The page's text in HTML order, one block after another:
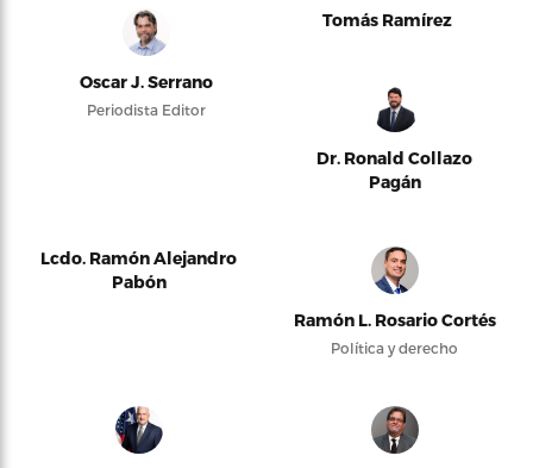
Oscar J. Serrano
Periodista Editor
Tomás Ramírez
Dr. Ronald Collazo
Pagán
Lcdo. Ramón Alejandro
Pabón
Ramón L. Rosario Cortés
Política y derecho